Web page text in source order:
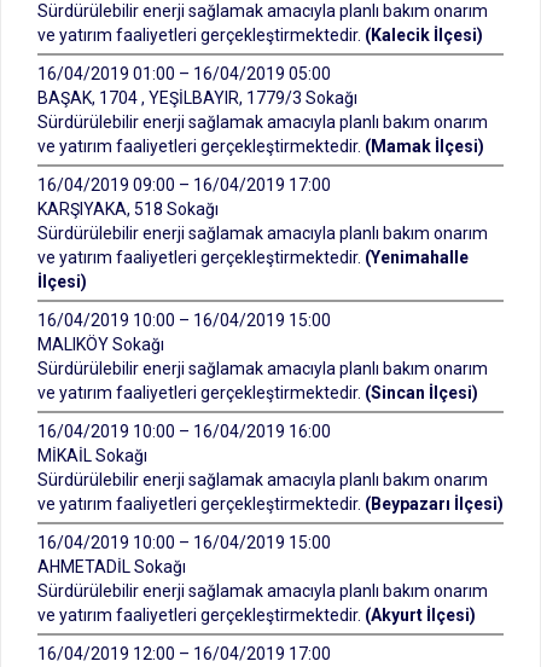
Sürdürülebilir enerji sağlamak amacıyla planlı bakım onarım
ve yatırım faaliyetleri gerçekleştirmektedir. (Kalecik İlçesi)
16/04/2019 01:00 – 16/04/2019 05:00
BAŞAK, 1704 , YEŞİLBAYIR, 1779/3 Sokağı
Sürdürülebilir enerji sağlamak amacıyla planlı bakım onarım
ve yatırım faaliyetleri gerçekleştirmektedir. (Mamak İlçesi)
16/04/2019 09:00 – 16/04/2019 17:00
KARŞIYAKA, 518 Sokağı
Sürdürülebilir enerji sağlamak amacıyla planlı bakım onarım
ve yatırım faaliyetleri gerçekleştirmektedir. (Yenimahalle
İlçesi)
16/04/2019 10:00 – 16/04/2019 15:00
MALIKÖY Sokağı
Sürdürülebilir enerji sağlamak amacıyla planlı bakım onarım
ve yatırım faaliyetleri gerçekleştirmektedir. (Sincan İlçesi)
16/04/2019 10:00 – 16/04/2019 16:00
MİKAİL Sokağı
Sürdürülebilir enerji sağlamak amacıyla planlı bakım onarım
ve yatırım faaliyetleri gerçekleştirmektedir. (Beypazarı İlçesi)
16/04/2019 10:00 – 16/04/2019 15:00
AHMETADİL Sokağı
Sürdürülebilir enerji sağlamak amacıyla planlı bakım onarım
ve yatırım faaliyetleri gerçekleştirmektedir. (Akyurt İlçesi)
16/04/2019 12:00 – 16/04/2019 17:00